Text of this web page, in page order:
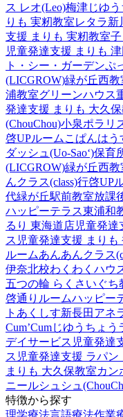
ス レオ(Leo)梅津じゆ
りも 実籾教室レタラ新
支援 まりも 実籾教室
児童発達支援 まりも
ト・シー・ガーデンぷ
(LICGROW)緑が丘西教
浦教室グリーンハウス
発達支援 まりも 大久
(ChouChou)小泉ポラリ
啓UPルーム こぱんは
ダッシュ(Uo-Sao‘)保育
(LICGROW)緑が丘西教
んクラス(class)行啓UP
代緑が丘駅前教室放課
ハッピーテラス東浦和
るり 東海道店児童発達
ス 児童発達支援 まりも
ルームあんあんクラス
伊奈北校わくわくハウ
五つの輪 らくさいぐち
啓通りルームハッピー
トあくしす新長田 アネ
Cum’Cumじゆうちょう
デイサービス 児童発達
ス 児童発達支援 ラパン
まりも 大久保教室カン
ニールシュシュ
特徴から探す
理学療法言語療法作業